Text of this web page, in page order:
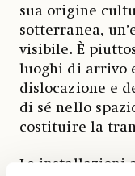
sua origine
sotterranea,
visibile. È
luoghi di arrivo
dislocazione e
di sé nello
costituire la
Le installazioni